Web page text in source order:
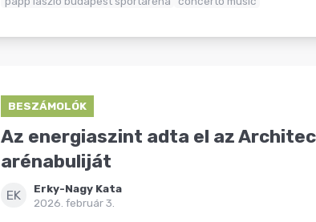
BESZÁMOLÓK
Az energiaszint adta el az
arénabuliját
EK
Erky-Nagy Kata
2026. február 3.